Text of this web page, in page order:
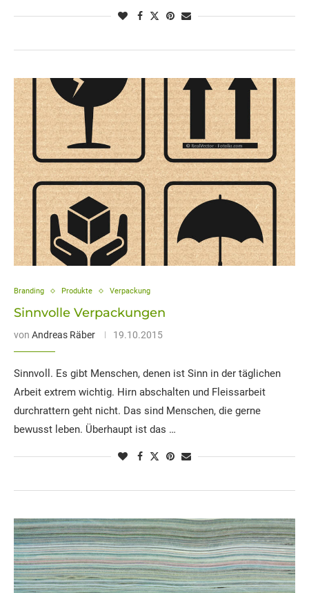
Branding Produkte Verpackung
Sinnvolle Verpackungen
von Andreas Räber 19.10.2015
Sinnvoll. Es gibt Menschen, denen ist Sinn in der täglichen
Arbeit extrem wichtig. Hirn abschalten und Fleissarbeit
durchrattern geht nicht. Das sind Menschen, die gerne
bewusst leben. Überhaupt ist das …